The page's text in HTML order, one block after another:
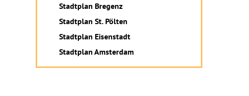
Stadtplan Bregenz
Stadtplan St. Pölten
Stadtplan Eisenstadt
Stadtplan Amsterdam